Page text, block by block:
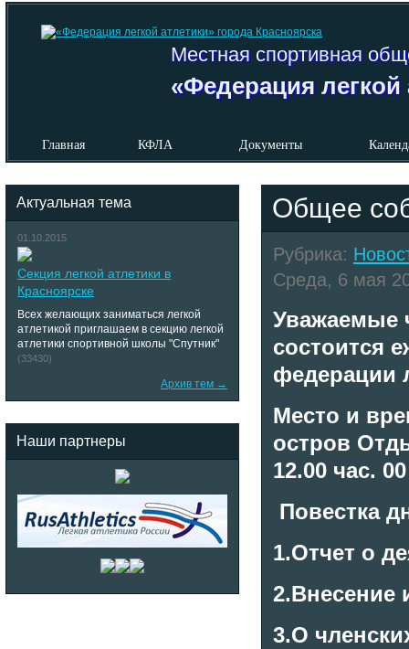
Местная спортивная
«Федерация легкой
Главная КФЛА Документы
Актуальная тема
01.10.2015
Секция легкой атлетики в
Красноярске
Всех желающих заниматься легкой
атлетикой приглашаем в секцию легкой
атлетики спортивной школы "Спутник"
(33430)
Архив тем →
Наши партнеры
Общее
Рубрика:
Среда, 6 мая
Уважаемые
состоится
федерации
Место и
остров
12.00 час.
Повестка
1.Отчет о
2.Внесение
3.О